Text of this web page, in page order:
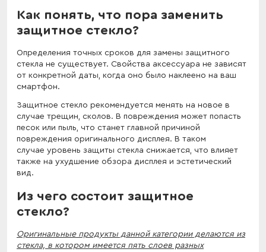
Как понять, что пора заменить
защитное стекло?
Определения точных сроков для замены защитного
стекла не существует. Свойства аксессуара не зависят
от конкретной даты, когда оно было наклеено на ваш
смартфон.
Защитное стекло рекомендуется менять на новое в
случае трещин, сколов. В повреждения может попасть
песок или пыль, что станет главной причиной
повреждения оригинального дисплея. В таком
случае уровень защиты стекла снижается, что влияет
также на ухудшение обзора дисплея и эстетический
вид.
Из чего состоит защитное
стекло?
Оригинальные продукты данной категории делаются из
стекла, в котором имеется пять слоев разных